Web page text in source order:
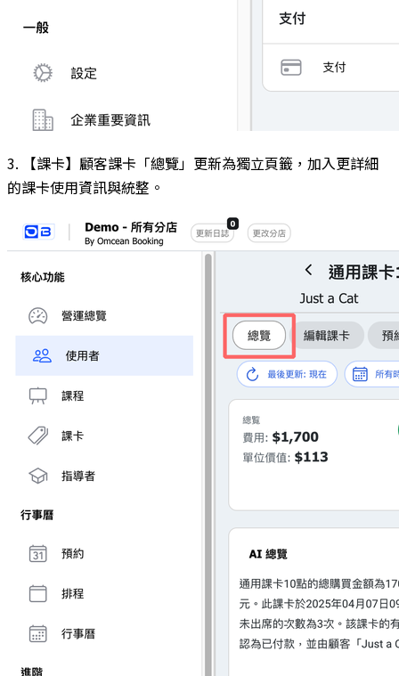
3. 【課卡】顧客課卡「總覽」更新為獨立頁籤，加入更詳細
的課卡使用資訊與統整。